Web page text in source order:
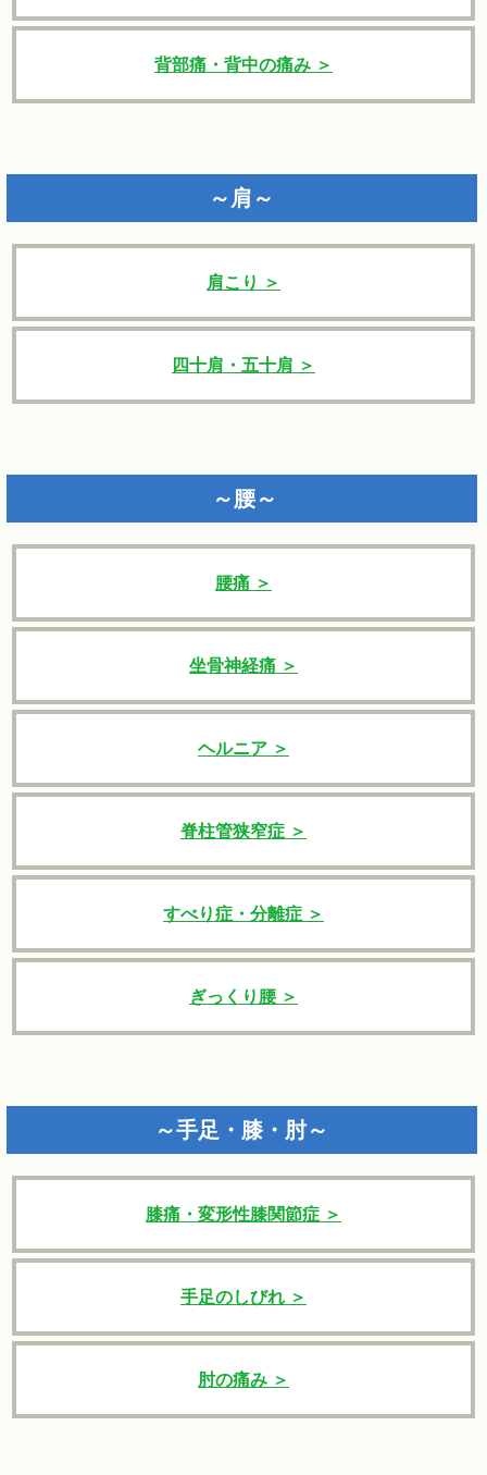
背部痛・背中の痛み ＞
～肩～
肩こり ＞
四十肩・五十肩 ＞
～腰～
腰痛 ＞
坐骨神経痛 ＞
ヘルニア ＞
脊柱管狭窄症 ＞
すべり症・分離症 ＞
ぎっくり腰 ＞
～手足・膝・肘～
膝痛・変形性膝関節症 ＞
手足のしびれ ＞
肘の痛み ＞